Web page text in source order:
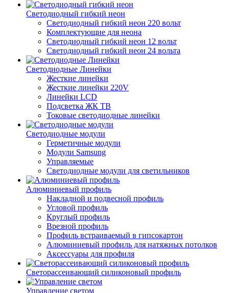
Светодиодный гибкий неон
Светодиодный гибкий неон 220 вольт
Комплектующие для неона
Светодиодный гибкий неон 12 вольт
Светодиодный гибкий неон 24 вольта
Светодиодные Линейки
Жесткие линейки
Жесткие линейки 220V
Линейки LCD
Подсветка ЖК ТВ
Токовые светодиодные линейки
Светодиодные модули
Герметичные модули
Модули Samsung
Управляемые
Светодиодные модули для светильников
Алюминиевый профиль
Накладной и подвесной профиль
Угловой профиль
Круглый профиль
Врезной профиль
Профиль встраиваемый в гипсокартон
Алюминиевый профиль для натяжных потолков
Аксессуары для профиля
Светорассеивающий силиконовый профиль
Управление светом